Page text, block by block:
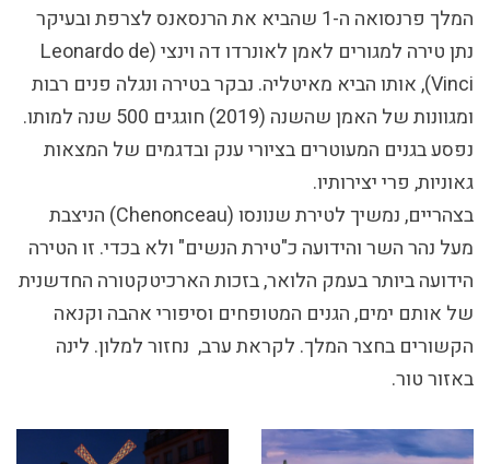
המלך פרנסואה ה-1 שהביא את הרנסאנס לצרפת ובעיקר
נתן טירה למגורים לאמן לאונרדו דה וינצי (Leonardo de
Vinci), אותו הביא מאיטליה. נבקר בטירה ונגלה פנים רבות
ומגוונות של האמן שהשנה (2019) חוגגים 500 שנה למותו.
נפסע בגנים המעוטרים בציורי ענק ובדגמים של המצאות
גאוניות, פרי יצירותיו.
בצהריים, נמשיך לטירת שנונסו (Chenonceau) הניצבת
מעל נהר השר והידועה כ"טירת הנשים" ולא בכדי. זו הטירה
הידועה ביותר בעמק הלואר, בזכות הארכיטקטורה החדשנית
של אותם ימים, הגנים המטופחים וסיפורי אהבה וקנאה
הקשורים בחצר המלך. לקראת ערב, נחזור למלון. לינה
באזור טור.